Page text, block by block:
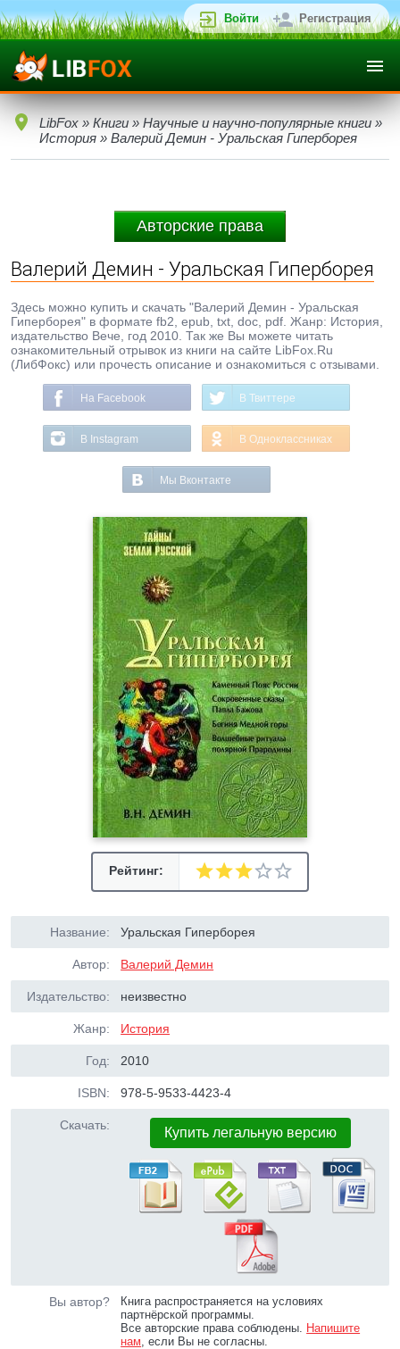
Войти Регистрация
LibFox » Книги » Научные и научно-популярные книги »
История » Валерий Демин - Уральская Гиперборея
Авторские права
Валерий Демин - Уральская Гиперборея
Здесь можно купить и скачать "Валерий Демин - Уральская
Гиперборея" в формате fb2, epub, txt, doc, pdf. Жанр: История,
издательство Вече, год 2010. Так же Вы можете читать
ознакомительный отрывок из книги на сайте LibFox.Ru
(ЛибФокс) или прочесть описание и ознакомиться с отзывами.
На Facebook В Твиттере
В Instagram В Одноклассниках
Мы Вконтакте
Рейтинг:
Название: Уральская Гиперборея
Автор: Валерий Демин
Издательство: неизвестно
Жанр: История
Год: 2010
ISBN: 978-5-9533-4423-4
Скачать: Купить легальную версию
Вы автор?
Книга распространяется на условиях
партнёрской программы.
Все авторские права соблюдены. Напишите
нам, если Вы не согласны.